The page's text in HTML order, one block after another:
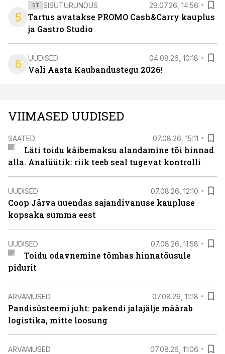
5
ST SISUTURUNDUS 29.07.26, 14:56
Tartus avatakse PROMO Cash&Carry kauplus
ja Gastro Studio
6 UUDISED 04.08.26, 10:18
Vali Aasta Kaubandustegu 2026!
VIIMASED UUDISED
SAATED 07.08.26, 15:11
Läti toidu käibemaksu alandamine tõi hinnad
alla. Analüütik: riik teeb seal tugevat kontrolli
UUDISED 07.08.26, 12:10
Coop Järva uuendas sajandivanuse kaupluse
kopsaka summa eest
UUDISED 07.08.26, 11:58
Toidu odavnemine tõmbas hinnatõusule
pidurit
ARVAMUSED 07.08.26, 11:18
Pandisüsteemi juht: pakendi jalajälje määrab
logistika, mitte loosung
ARVAMUSED 07.08.26, 11:06